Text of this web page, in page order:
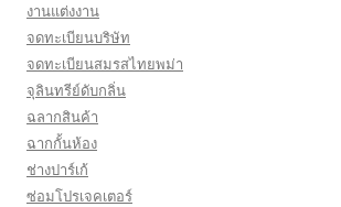
งานแต่งงาน
จดทะเบียนบริษัท
จดทะเบียนสมรสไทยพม่า
จุลินทรีย์ดับกลิ่น
ฉลากสินค้า
ฉากกั้นห้อง
ช่างปาร์เก้
ซ่อมโปรเจคเตอร์